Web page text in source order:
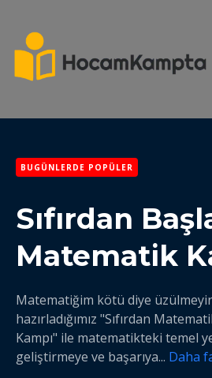
BUGÜNLERDE POPÜLER
Sıfırdan
Matematik
Matematiğim kötü diye
hazırladığımız "Sıfırdan
Kampı" ile matematikteki temel
geliştirmeye ve başarıya... Daha